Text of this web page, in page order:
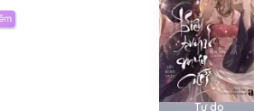
Tự do